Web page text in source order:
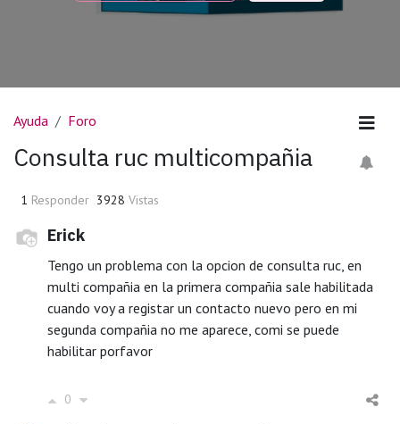
Ayuda Foro
Consulta ruc multicompañia
1 Responder 3928 Vistas
Erick
Tengo un problema con la opcion de consulta ruc, en
multi compañia en la primera compañia sale habilitada
cuando voy a registar un contacto nuevo pero en mi
segunda compañia no me aparece, comi se puede
habilitar porfavor
0